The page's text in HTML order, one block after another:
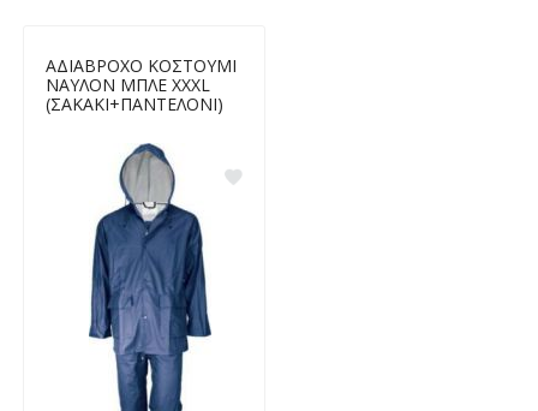
ΑΔΙΑΒΡΟΧΟ ΚΟΣΤΟΥΜΙ
ΝΑΥΛΟΝ ΜΠΛΕ XXXL
(ΣΑΚΑΚΙ+ΠΑΝΤΕΛΟΝΙ)